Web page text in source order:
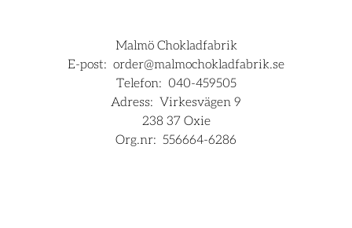
Malmö Chokladfabrik
E-post: order@malmochokladfabrik.se
Telefon: 040-459505
Adress: Virkesvägen 9
238 37 Oxie
Org.nr:
556664-6286